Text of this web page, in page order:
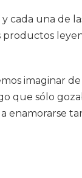
cada una de
productos
imaginar
que sólo
enamorarse